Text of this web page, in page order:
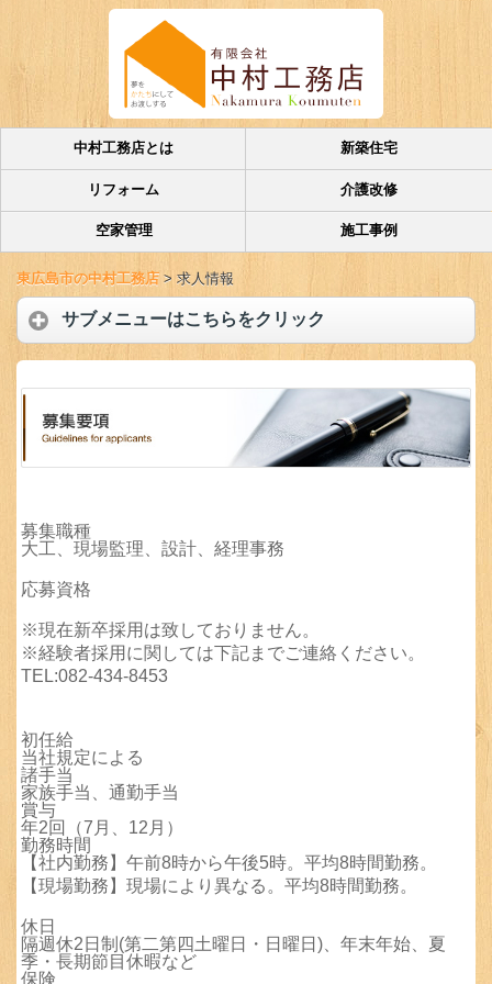
中村工務店とは 新築住宅
リフォーム 介護改修
空家管理 施工事例
東広島市の中村工務店 > 求人情報
サブメニューはこちらをクリック
募集職種
大工、現場監理、設計、経理事務
応募資格
※現在新卒採用は致しておりません。
※経験者採用に関しては下記までご連絡ください。
TEL:082-434-8453
初任給
当社規定による
諸手当
家族手当、通勤手当
賞与
年2回（7月、12月）
勤務時間
【社内勤務】午前8時から午後5時。平均8時間勤務。
【現場勤務】現場により異なる。平均8時間勤務。
休日
隔週休2日制(第二第四土曜日・日曜日)、年末年始、夏
季・長期節目休暇など
保険